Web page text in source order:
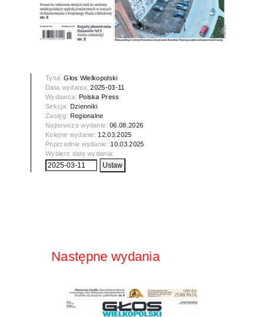
Tytuł:Głos Wielkopolski
Data wydania:2025-03-11
Wydawca: Polska Press
Sekcja: Dzienniki
Zasięg: Regionalne
Najnowsze wydanie:06.08.2026
Kolejne wydanie: 12.03.2025
Poprzednie wydanie: 10.03.2025
Wybierz datę wydania:
Następne wydania